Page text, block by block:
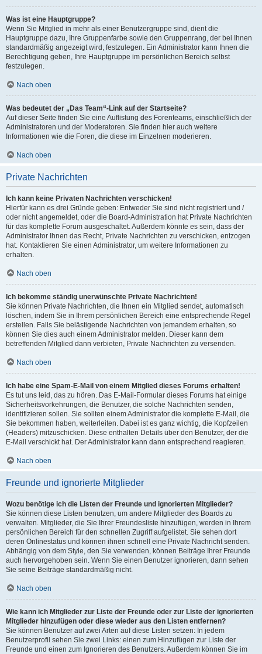
Was ist eine Hauptgruppe?
Wenn Sie Mitglied in mehr als einer Benutzergruppe sind, dient die
Hauptgruppe dazu, Ihre Gruppenfarbe sowie den Gruppenrang, der bei Ihnen
standardmäßig angezeigt wird, festzulegen. Ein Administrator kann Ihnen die
Berechtigung geben, Ihre Hauptgruppe im persönlichen Bereich selbst
festzulegen.
Nach oben
Was bedeutet der „Das Team“-Link auf der Startseite?
Auf dieser Seite finden Sie eine Auflistung des Forenteams, einschließlich der
Administratoren und der Moderatoren. Sie finden hier auch weitere
Informationen wie die Foren, die diese im Einzelnen moderieren.
Nach oben
Private Nachrichten
Ich kann keine Privaten Nachrichten verschicken!
Hierfür kann es drei Gründe geben: Entweder Sie sind nicht registriert und /
oder nicht angemeldet, oder die Board-Administration hat Private Nachrichten
für das komplette Forum ausgeschaltet. Außerdem könnte es sein, dass der
Administrator Ihnen das Recht, Private Nachrichten zu verschicken, entzogen
hat. Kontaktieren Sie einen Administrator, um weitere Informationen zu
erhalten.
Nach oben
Ich bekomme ständig unerwünschte Private Nachrichten!
Sie können Private Nachrichten, die Ihnen ein Mitglied sendet, automatisch
löschen, indem Sie in Ihrem persönlichen Bereich eine entsprechende Regel
erstellen. Falls Sie belästigende Nachrichten von jemandem erhalten, so
können Sie dies auch einem Administrator melden. Dieser kann dem
betreffenden Mitglied dann verbieten, Private Nachrichten zu versenden.
Nach oben
Ich habe eine Spam-E-Mail von einem Mitglied dieses Forums erhalten!
Es tut uns leid, das zu hören. Das E-Mail-Formular dieses Forums hat einige
Sicherheitsvorkehrungen, die Benutzer, die solche Nachrichten senden,
identifizieren sollen. Sie sollten einem Administrator die komplette E-Mail, die
Sie bekommen haben, weiterleiten. Dabei ist es ganz wichtig, die Kopfzeilen
(Headers) mitzuschicken. Diese enthalten Details über den Benutzer, der die
E-Mail verschickt hat. Der Administrator kann dann entsprechend reagieren.
Nach oben
Freunde und ignorierte Mitglieder
Wozu benötige ich die Listen der Freunde und ignorierten Mitglieder?
Sie können diese Listen benutzen, um andere Mitglieder des Boards zu
verwalten. Mitglieder, die Sie Ihrer Freundesliste hinzufügen, werden in Ihrem
persönlichen Bereich für den schnellen Zugriff aufgelistet. Sie sehen dort
deren Onlinestatus und können ihnen schnell eine Private Nachricht senden.
Abhängig von dem Style, den Sie verwenden, können Beiträge Ihrer Freunde
auch hervorgehoben sein. Wenn Sie einen Benutzer ignorieren, dann sehen
Sie seine Beiträge standardmäßig nicht.
Nach oben
Wie kann ich Mitglieder zur Liste der Freunde oder zur Liste der ignorierten
Mitglieder hinzufügen oder diese wieder aus den Listen entfernen?
Sie können Benutzer auf zwei Arten auf diese Listen setzen: In jedem
Benutzerprofil sehen Sie zwei Links: einen zum Hinzufügen zur Liste der
Freunde und einen zum Ignorieren des Benutzers. Außerdem können Sie im